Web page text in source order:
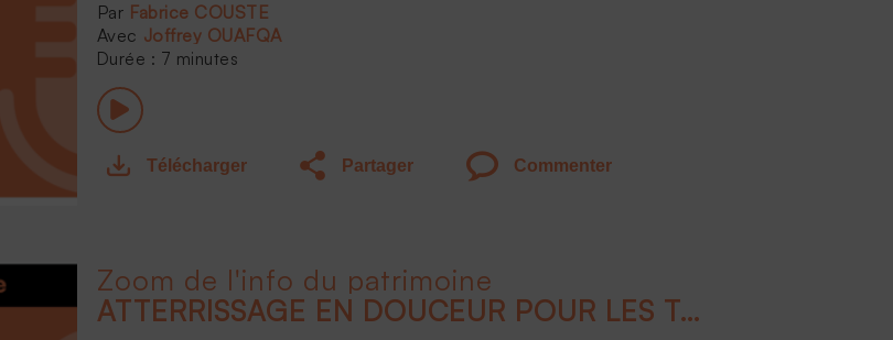
Fabrice COUSTE
Joffrey OUAFQA
Durée : 7 minutes
Télécharger Partager Commenter
Zoom de l'info du patrimoine
ATTERRISSAGE EN DOUCEUR POUR LES TAUX EN 2024